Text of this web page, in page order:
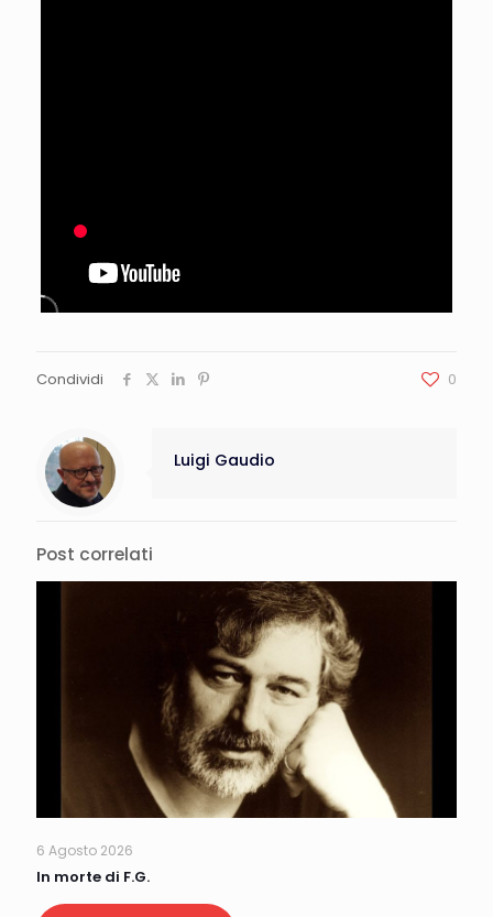
Condividi 0
Luigi Gaudio
Post correlati
6 Agosto 2026
In morte di F.G.